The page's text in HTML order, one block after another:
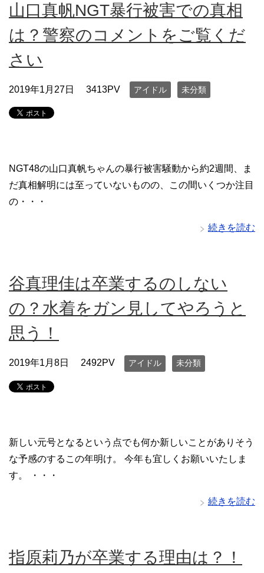
山口真帆NGT暴行被害での真相
は？警察のコメントをご覧くだ
さい
2019年1月27日 3413PV アイドル 未分類
NGT48の山口真帆ちゃんの暴行被害騒動から約2週間、ま
だ真相解明には至っていないものの、この間いくつか注目
の・・・
続きを読む
谷真理佳は卒業するのしない
の？水着をガン見してやろうと
思う！
2019年1月8日 2492PV アイドル 未分類
新しい元号となるという点でも何か新しいことがありそう
な予感のするこの年明け。 今年も宜しくお願いいたしま
す。 ・・・
続きを読む
指原莉乃が卒業する理由は？！